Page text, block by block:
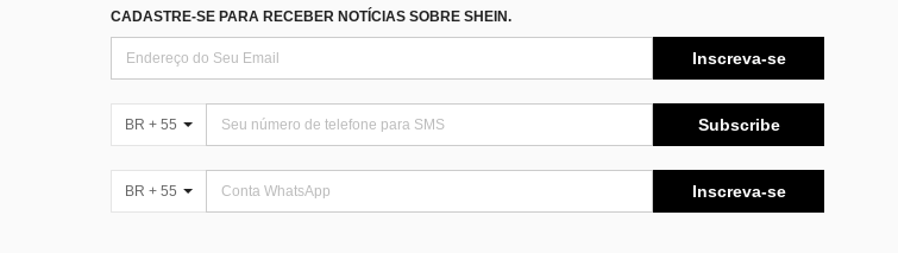
CADASTRE-SE PARA RECEBER NOTÍCIAS SOBRE SHEIN.
Inscreva-se
BR + 55 Subscribe
BR + 55 Inscreva-se